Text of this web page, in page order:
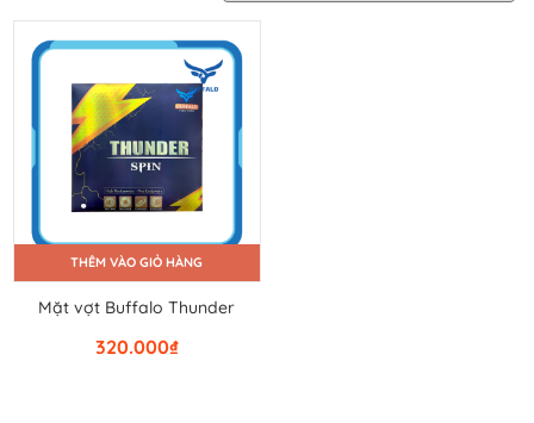
THÊM VÀO GIỎ HÀNG
Mặt vợt Buffalo Thunder
₫
320.000